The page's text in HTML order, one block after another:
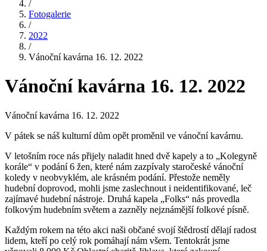
/
Fotogalerie
/
2022
/
Vánoční kavárna 16. 12. 2022
Vánoční kavárna 16. 12. 2022
Vánoční kavárna 16. 12. 2022
V pátek se náš kulturní dům opět proměnil ve vánoční kavárnu.
V letošním roce nás přijely naladit hned dvě kapely a to „Kolegyně
korále“ v podání 6 žen, které nám zazpívaly staročeské vánoční
koledy v neobvyklém, ale krásném podání. Přestože neměly
hudební doprovod, mohli jsme zaslechnout i neidentifikované, leč
zajímavé hudební nástroje. Druhá kapela „Folks“ nás provedla
folkovým hudebním světem a zazněly nejznámější folkové písně.
Každým rokem na této akci naši občané svojí štědrostí dělají radost
lidem, kteří po celý rok pomáhají nám všem. Tentokrát jsme